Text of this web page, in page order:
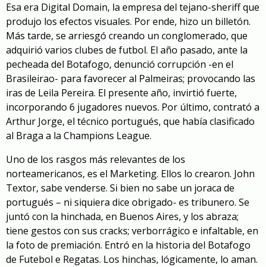
Esa era Digital Domain, la empresa del tejano-sheriff que
produjo los efectos visuales. Por ende, hizo un billetón.
Más tarde, se arriesgó creando un conglomerado, que
adquirió varios clubes de futbol. El año pasado, ante la
pecheada del Botafogo, denunció corrupción -en el
Brasileirao- para favorecer al Palmeiras; provocando las
iras de Leila Pereira. El presente año, invirtió fuerte,
incorporando 6 jugadores nuevos. Por último, contrató a
Arthur Jorge, el técnico portugués, que había clasificado
al Braga a la Champions League.
Uno de los rasgos más relevantes de los
norteamericanos, es el Marketing. Ellos lo crearon. John
Textor, sabe venderse. Si bien no sabe un joraca de
portugués – ni siquiera dice obrigado- es tribunero. Se
juntó con la hinchada, en Buenos Aires, y los abraza;
tiene gestos con sus cracks; verborrágico e infaltable, en
la foto de premiación. Entró en la historia del Botafogo
de Futebol e Regatas. Los hinchas, lógicamente, lo aman.